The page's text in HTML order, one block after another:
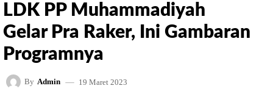
LDK PP Muhammadiyah
Gelar Pra Raker, Ini Gambaran
Programnya
By Admin 19 Maret 2023